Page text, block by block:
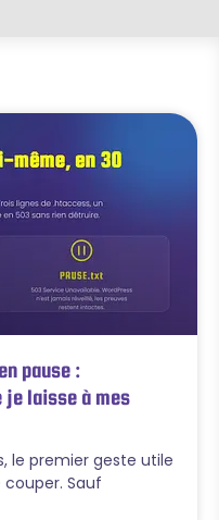
pause :
je laisse à mes
le premier geste utile
couper. Sauf